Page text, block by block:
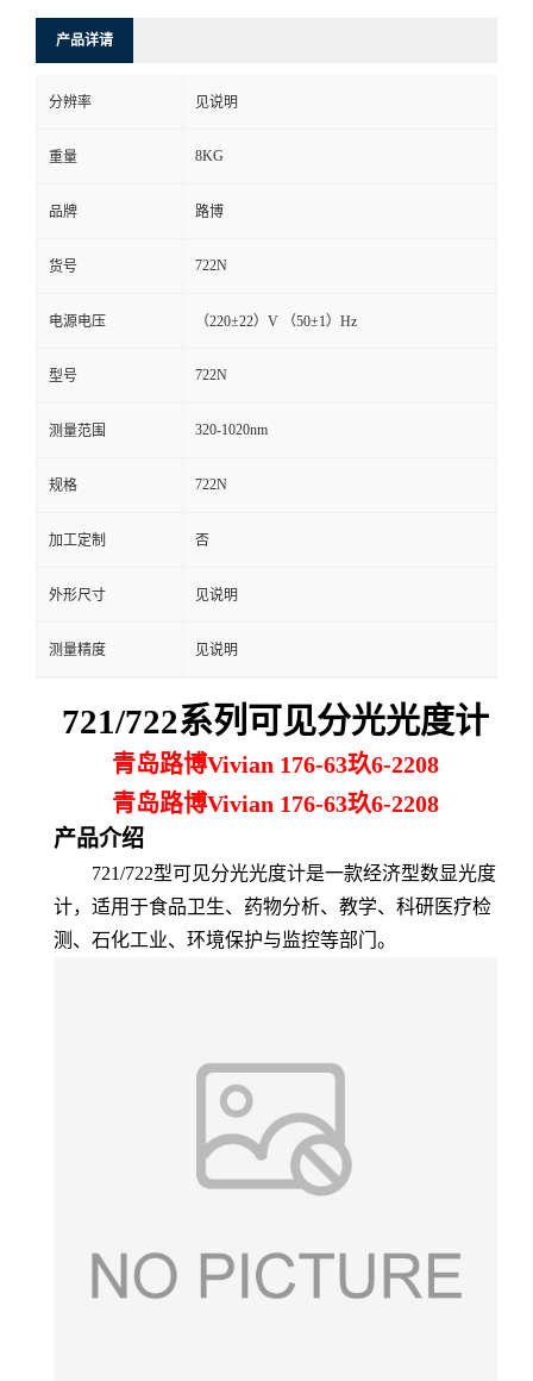
系
言
产品详请
分辨率 见说明
重量 8KG
品牌 路博
货号 722N
电源电压 （220±22）V （50±1）Hz
型号 722N
测量范围 320-1020nm
规格 722N
加工定制 否
外形尺寸 见说明
测量精度 见说明
721/722系列可见分光光度计
青岛路博Vivian 176-63玖6-2208
青岛路博Vivian 176-63玖6-2208
产品介绍
721/722型可见分光光度计是一款经济型数显光度
计，适用于食品卫生、药物分析、教学、科研医疗检
测、石化工业、环境保护与监控等部门。